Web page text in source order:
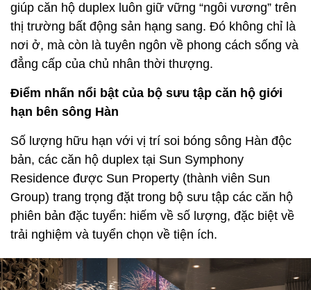
giúp căn hộ duplex luôn giữ vững “ngôi vương” trên
thị trường bất động sản hạng sang. Đó không chỉ là
nơi ở, mà còn là tuyên ngôn về phong cách sống và
đẳng cấp của chủ nhân thời thượng.
Điểm nhấn nổi bật của bộ sưu tập căn hộ giới
hạn bên sông Hàn
Số lượng hữu hạn với vị trí soi bóng sông Hàn độc
bản, các căn hộ duplex tại Sun Symphony
Residence được Sun Property (thành viên Sun
Group) trang trọng đặt trong bộ sưu tập các căn hộ
phiên bản đặc tuyển: hiếm về số lượng, đặc biệt về
trải nghiệm và tuyển chọn về tiện ích.